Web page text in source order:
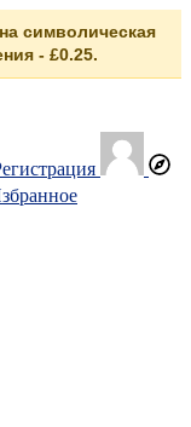
символическая
- £0.25.